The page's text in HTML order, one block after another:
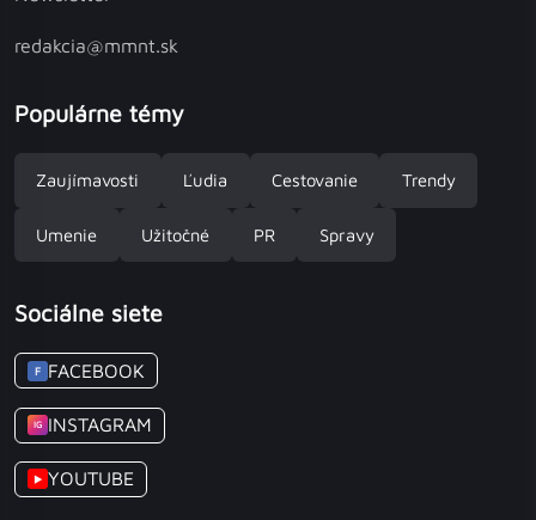
redakcia@mmnt.sk
Populárne témy
Zaujímavosti Ľudia Cestovanie Trendy
Umenie Užitočné PR Spravy
Sociálne siete
F FACEBOOK
IG INSTAGRAM
▶ YOUTUBE